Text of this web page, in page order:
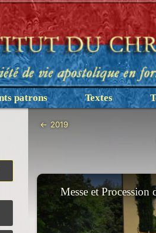
patrons Textes
← 2019
Messe et Procession